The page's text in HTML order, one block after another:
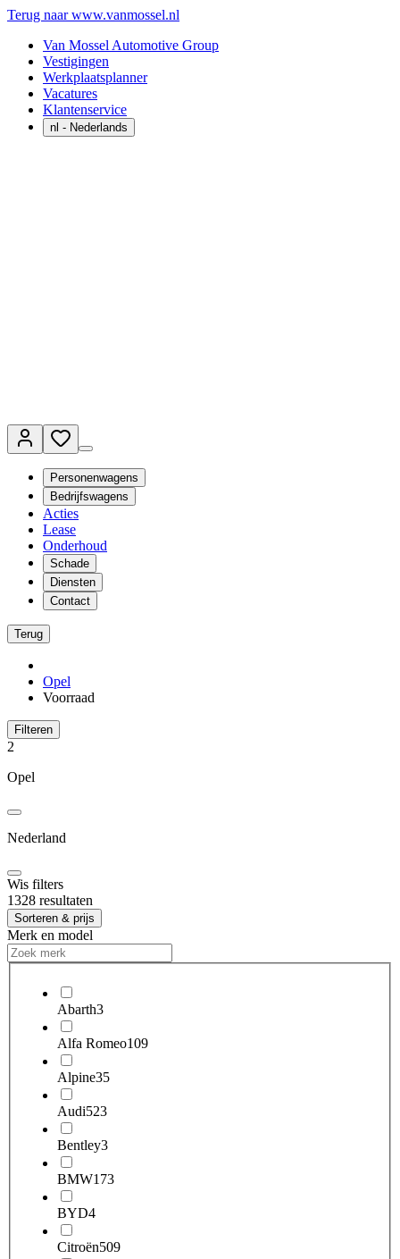
Terug naar www.vanmossel.nl
Van Mossel Automotive Group
Vestigingen
Werkplaatsplanner
Vacatures
Klantenservice
nl - Nederlands
Personenwagens
Bedrijfswagens
Acties
Lease
Onderhoud
Schade
Diensten
Contact
Terug
Opel
Voorraad
Filteren
2
Opel
Nederland
Wis filters
1328 resultaten
Sorteren & prijs
Merk en model
Abarth3
Alfa Romeo109
Alpine35
Audi523
Bentley3
BMW173
BYD4
Citroën509